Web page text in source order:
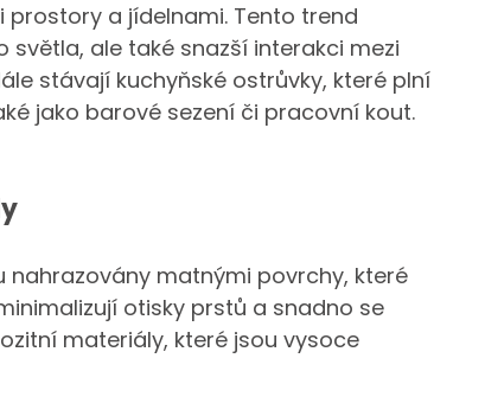
a jídelnami. Tento trend
ale také snazší interakci mezi
stávají kuchyňské ostrůvky, které plní
jako barové sezení či pracovní kout.
nahrazovány matnými povrchy, které
otisky prstů a snadno se
materiály, které jsou vysoce